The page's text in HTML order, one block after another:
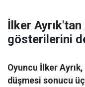
İlker
gösterilerini
Oyuncu İlker
düşmesi sonucu